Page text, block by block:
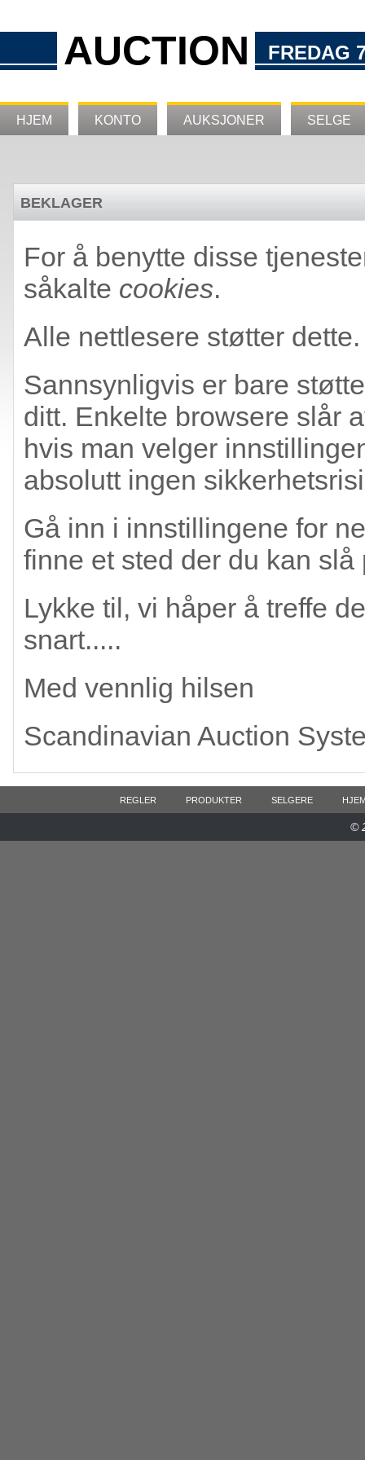
AUCTION FREDAG
HJEM KONTO AUKSJONER SELGE
BEKLAGER
For å benytte disse
såkalte cookies.
Alle nettlesere støtter dette.
Sannsynligvis er bare
ditt. Enkelte browsere slår
hvis man velger
absolutt ingen
Gå inn i innstillingene for
finne et sted der du kan
Lykke til, vi håper å treffe
snart.....
Med vennlig hilsen
Scandinavian Auction
REGLER PRODUKTER SELGERE
©